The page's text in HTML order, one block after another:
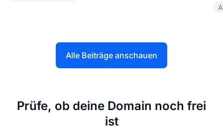
Alle Beiträge anschauen
Prüfe, ob deine Domain noch frei
ist